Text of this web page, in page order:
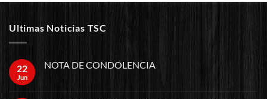
Ultimas Noticias TSC
22
Jun
NOTA DE CONDOLENCIA